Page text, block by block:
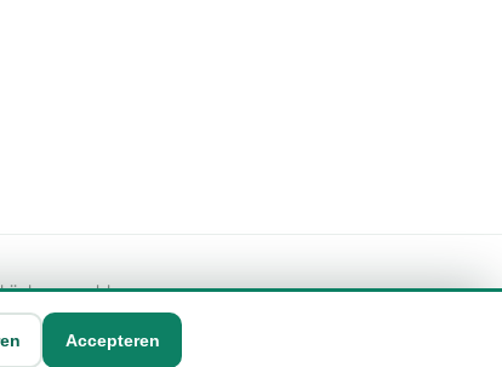
de vermelde
Accepteren